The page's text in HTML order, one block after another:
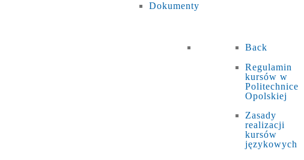
Dokumenty
Back
Regulamin
kursów w
Politechnice
Opolskiej
Zasady
realizacji
kursów
językowych